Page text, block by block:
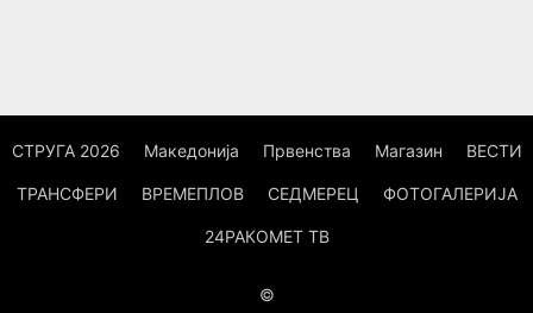
СТРУГА 2026 Македонија Првенства Магазин ВЕСТИ
ТРАНСФЕРИ ВРЕМЕПЛОВ СЕДМЕРЕЦ ФОТОГАЛЕРИЈА
24РАКОМЕТ ТВ
©